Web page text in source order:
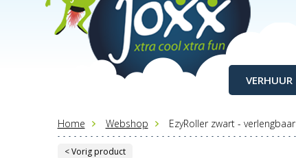
VERHUUR
Home Webshop EzyRoller zwart - verlengbaar
< Vorig product